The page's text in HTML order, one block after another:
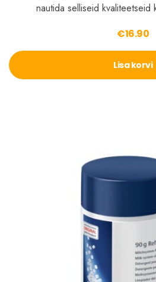
nautida selliseid
€16.90
Lisa korvi